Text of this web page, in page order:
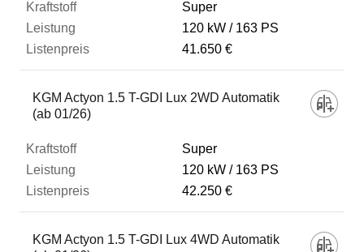
Super
120 kW
163 PS
41.650 €
KGM Actyon 1.5 T-GDI Lux 2WD Automatik
(ab 01/26)
Super
120 kW
163 PS
42.250 €
KGM Actyon 1.5 T-GDI Lux 4WD Automatik